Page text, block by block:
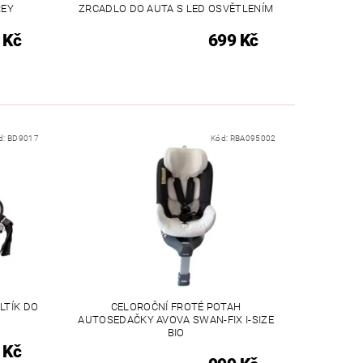
ZRCADLO DO AUTA S LED OSVĚTLENÍM
699 Kč
BD9017
DO
Kód: RBA095002
CELOROČNÍ FROTÉ POTAH
AUTOSEDAČKY AVOVA SWAN-FIX I-SIZE
BIO